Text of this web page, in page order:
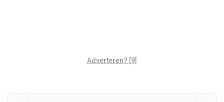
Adverteren? [9]